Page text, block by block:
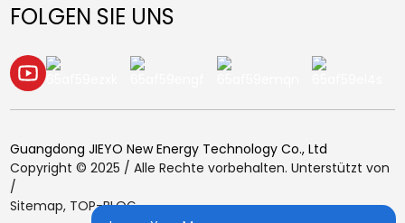
FOLGEN SIE UNS
Guangdong JIEYO New Energy Technology Co., Ltd
Copyright © 2025 / Alle Rechte vorbehalten. Unterstützt von
/
Sitemap, TOP-BLOG